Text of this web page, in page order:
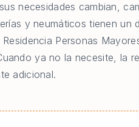
necesidades cambian,
y neumáticos tienen un
Personas
ya no la necesite, la
adicional.